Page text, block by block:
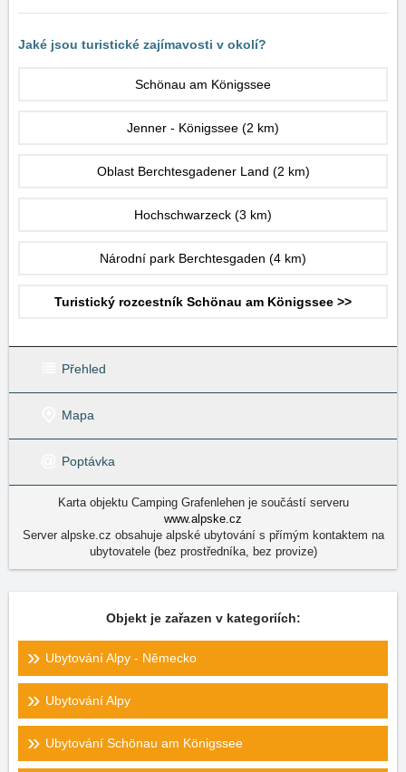
Jaké jsou turistické zajímavosti v okolí?
Schönau am Königssee
Jenner - Königssee (2 km)
Oblast Berchtesgadener Land (2 km)
Hochschwarzeck (3 km)
Národní park Berchtesgaden (4 km)
Turistický rozcestník Schönau am Königssee >>
Přehled
Mapa
Poptávka
Karta objektu Camping Grafenlehen je součástí serveru
www.alpske.cz
Server alpske.cz obsahuje alpské ubytování s přímým kontaktem na
ubytovatele (bez prostředníka, bez provize)
Objekt je zařazen v kategoriích:
Ubytování Alpy - Německo
Ubytování Alpy
Ubytování Schönau am Königssee